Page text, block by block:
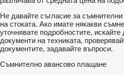
Не давайте съгласие за
на стоката. Ако имате някакви
уточнявате подробностите,
документи на техниката,
документите, задавайте въпроси.
Съмнително авансово плащане